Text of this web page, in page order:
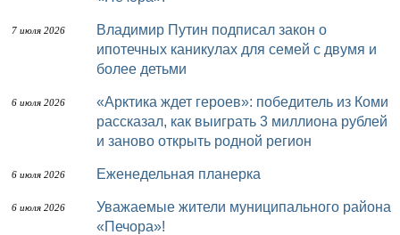
7 июля 2026
Владимир Путин подписал закон о
ипотечных каникулах для семей с двумя и
более детьми
6 июля 2026
«Арктика ждет героев»: победитель из Коми
рассказал, как выиграть 3 миллиона рублей
и заново открыть родной регион
6 июля 2026 Еженедельная планерка
6 июля 2026
Уважаемые жители муниципального района
«Печора»!